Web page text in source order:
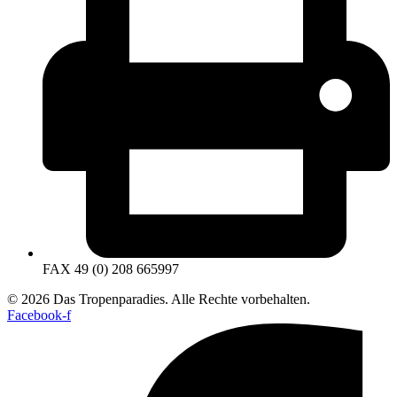
FAX 49 (0) 208 665997
© 2026 Das Tropenparadies. Alle Rechte vorbehalten.
Facebook-f